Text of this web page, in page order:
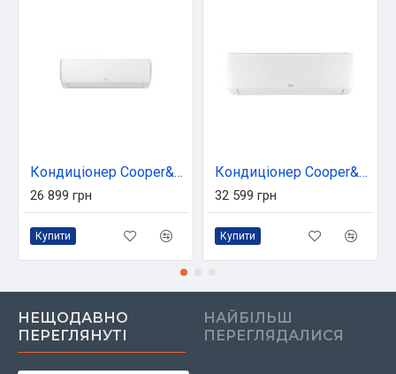
Кондиціонер Cooper&Hunter Veritas NG CH-S09FTXQ2-NG (CH-S09FTXQ2-NG)
26 899 грн
Купити
Кондиціонер Cooper&Hunter Vital Inverter CH-S18FTXF2-NG (CH-S18FTXF2-NG)
32 599 грн
Купити
НЕЩОДАВНО
ПЕРЕГЛЯНУТІ
НАЙБІЛЬШ
ПЕРЕГЛЯДАЛИСЯ